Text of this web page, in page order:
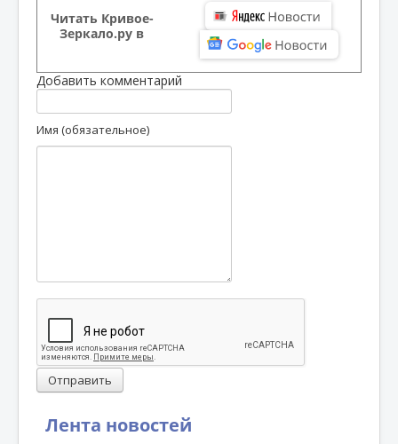
Лента новостей
Читать Кривое-
Зеркало.ру в
Добавить комментарий
Имя (обязательное)
Отправить